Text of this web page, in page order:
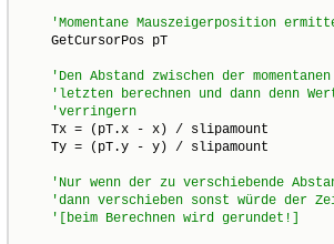
    GetCursorPos pT
    Tx = (pT.x - x) / slipamount
    Ty = (pT.y - y) / slipamount